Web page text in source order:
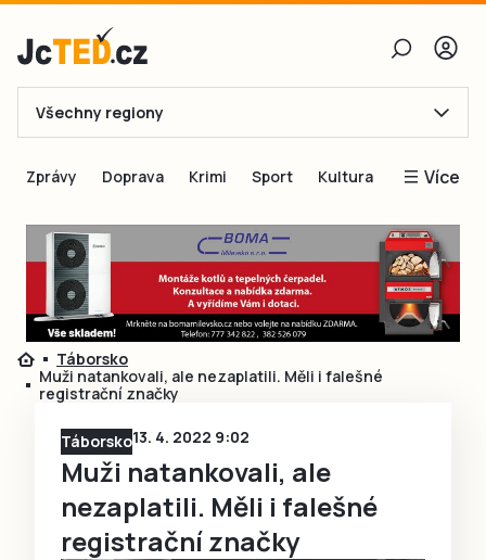
E-mail
Obnovit heslo
Přihlásit se
Ještě nemám účet, chci se
Všechny regiony
Zprávy Doprava Krimi Sport Kultura Více
Blogy
Inspirace
Čtenáři píší
Speciální přílohy
Táborsko
Muži natankovali, ale nezaplatili. Měli i falešné
registrační značky
Táborsko13. 4. 2022 9:02
Muži natankovali, ale
nezaplatili. Měli i falešné
registrační značky